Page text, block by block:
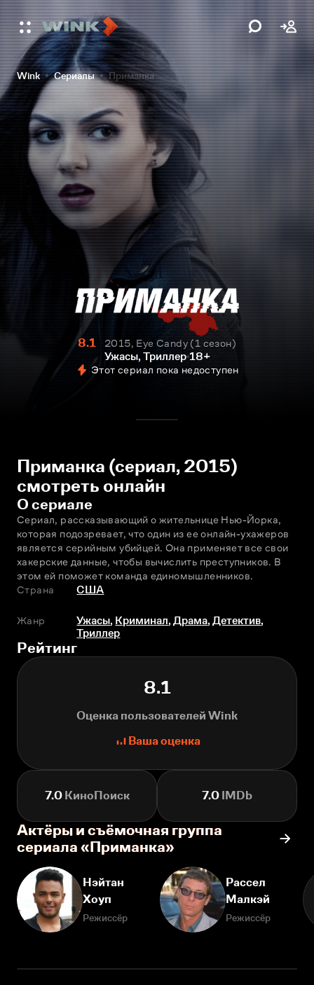
Wink Сериалы Приманка
8.1 2015, Eye Candy
1 сезон
Ужасы, Триллер 18+
Этот сериал пока недоступен
Приманка (сериал, 2015)
смотреть онлайн
О сериале
Сериал, рассказывающий о жительнице Нью-Йорка,
которая подозревает, что один из ее онлайн-ухажеров
является серийным убийцей. Она применяет все свои
хакерские данные, чтобы вычислить преступников. В
этом ей поможет команда единомышленников.
Страна
США
Жанр Ужасы, Криминал,Драма,Детектив,
Триллер
Рейтинг
8.1
Оценка пользователей Wink
Ваша оценка
7.0КиноПоиск 7.0 IMDb
Актёры и съёмочная группа
сериала «Приманка»
Нэйтан
Хоуп
Режиссёр
Рассел
Малкэй
Режиссёр